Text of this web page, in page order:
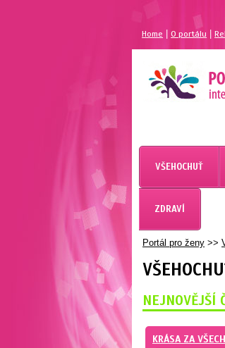
Home |O portálu
VŠEHOCHUŤ
ZDRAVÍ
Portál pro ženy >>
NEJNOVĚJŠÍ
KRÁSA ZA